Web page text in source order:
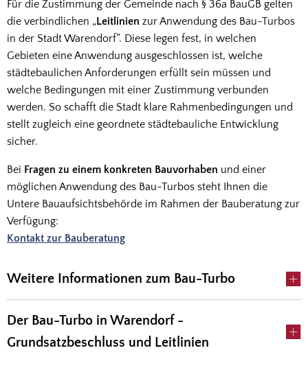
Für die Zustimmung der Gemeinde nach § 36a BauGB gelten
die verbindlichen „Leitlinien zur Anwendung des Bau-Turbos
in der Stadt Warendorf“. Diese legen fest, in welchen
Gebieten eine Anwendung ausgeschlossen ist, welche
städtebaulichen Anforderungen erfüllt sein müssen und
welche Bedingungen mit einer Zustimmung verbunden
werden. So schafft die Stadt klare Rahmenbedingungen und
stellt zugleich eine geordnete städtebauliche Entwicklung
sicher.
Bei Fragen zu einem konkreten Bauvorhaben und einer
möglichen Anwendung des Bau-Turbos steht Ihnen die
Untere Bauaufsichtsbehörde im Rahmen der Bauberatung zur
Verfügung:
Kontakt zur Bauberatung
Weitere Informationen zum Bau-Turbo
Der Bau-Turbo in Warendorf -
Grundsatzbeschluss und Leitlinien